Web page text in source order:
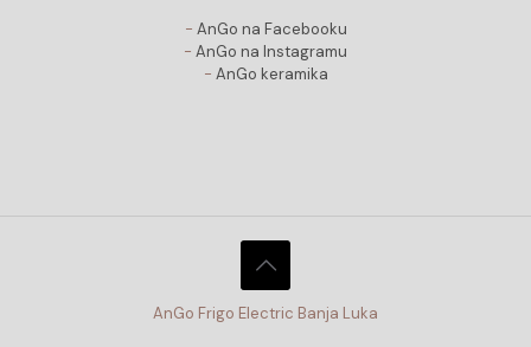
- AnGo na Facebooku
- AnGo na Instagramu
- AnGo keramika
AnGo Frigo Electric Banja Luka